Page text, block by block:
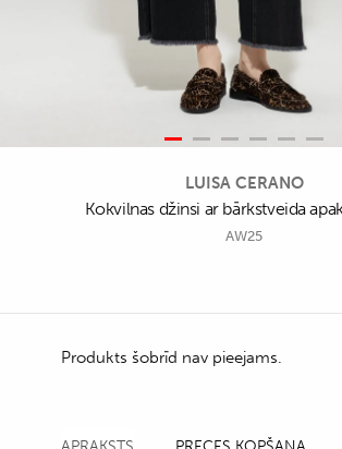
LUISA CERANO
Kokvilnas džinsi ar bārkstveida
AW25
Produkts šobrīd nav pieejams.